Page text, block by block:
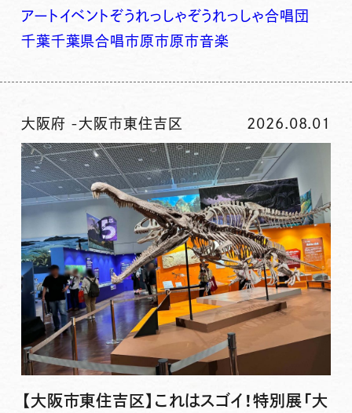
アート イベントぞうれっしゃぞうれっしゃ合唱団
千葉千葉県合唱市原 市原市音楽
大阪府 -大阪市東住吉区 2026.08.01
【大阪市東住吉区】これはスゴイ！特別展「大